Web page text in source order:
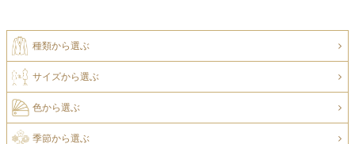
種類から選ぶ
サイズから選ぶ
色から選ぶ
季節から選ぶ